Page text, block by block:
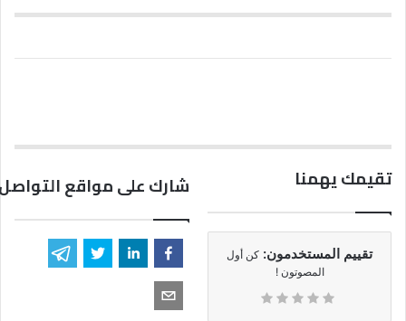
تقيمك يهمنا
تقييم المستخدمون: كن أول
المصوتون !
شارك على مواقع